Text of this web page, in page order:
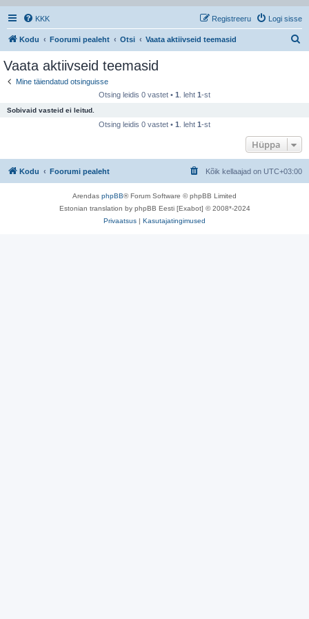
KKK Logi sisse
Registreeru
Kodu Foorumi pealeht Otsi Vaata aktiivseid teemasid
Vaata aktiivseid teemasid
Mine täiendatud otsinguisse
Otsing leidis 0 vastet • 1 . leht 1-st
Sobivaid vasteid ei leitud.
Otsing leidis 0 vastet • 1 . leht 1-st
Hüppa
Kodu Foorumi pealeht Kõik kellaajad on UTC+03:00
Arendas phpBB® Forum Software © phpBB Limited
Estonian translation by phpBB Eesti [Exabot] © 2008*-2024
Privaatsus | Kasutajatingimused